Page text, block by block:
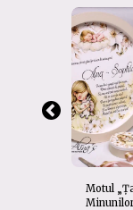
Motul